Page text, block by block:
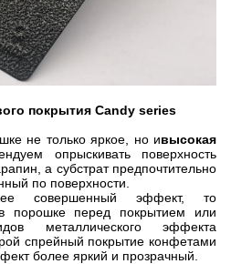
покрытия Candy series
не только яркое, но ивысокая
опрыскивать поверхность
а субстрат предпочтительно
по поверхности.
совершенный эффект, то
порошке перед покрытием или
металлического эффекта
спрейный покрытие конфетами
более яркий и прозрачный.